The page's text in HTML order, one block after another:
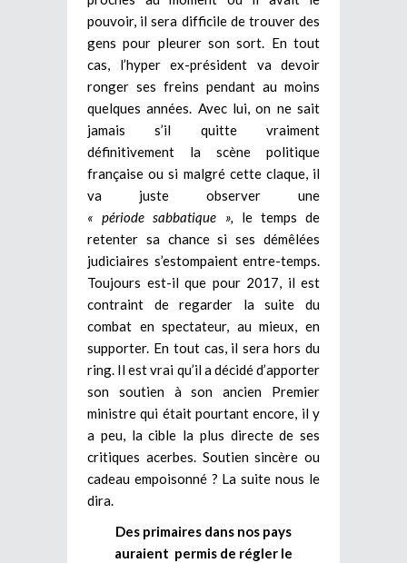
pouvoir, il sera difficile de trouver des
gens pour pleurer son sort. En tout
cas, l’hyper ex-président va devoir
ronger ses freins pendant au moins
quelques années. Avec lui, on ne sait
jamais s’il quitte vraiment
définitivement la scène politique
française ou si malgré cette claque, il
va juste observer une
« période sabbatique », le temps de
retenter sa chance si ses démêlées
judiciaires s’estompaient entre-temps.
Toujours est-il que pour 2017, il est
contraint de regarder la suite du
combat en spectateur, au mieux, en
supporter. En tout cas, il sera hors du
ring. Il est vrai qu’il a décidé d’apporter
son soutien à son ancien Premier
ministre qui était pourtant encore, il y
a peu, la cible la plus directe de ses
critiques acerbes. Soutien sincère ou
cadeau empoisonné ? La suite nous le
dira.
Des primaires dans nos pays
auraient permis de régler le